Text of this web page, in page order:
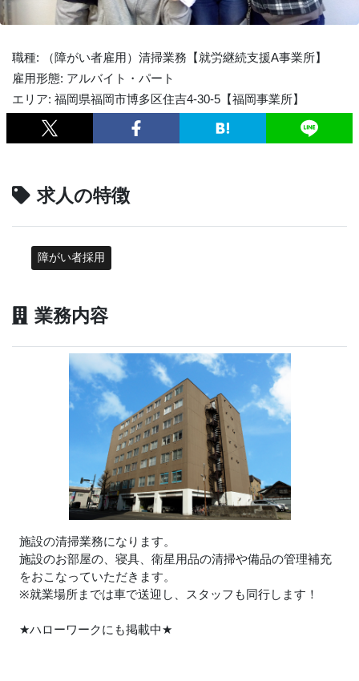
職種: （障がい者雇用）清掃業務【就労継続支援A事業所】
雇用形態: アルバイト・パート
エリア: 福岡県福岡市博多区住吉4-30-5【福岡事業所】
求人の特徴
障がい者採用
業務内容
施設の清掃業務になります。
施設のお部屋の、寝具、衛星用品の清掃や備品の管理補充
をおこなっていただきます。
※就業場所までは車で送迎し、スタッフも同行します！
★ハローワークにも掲載中★